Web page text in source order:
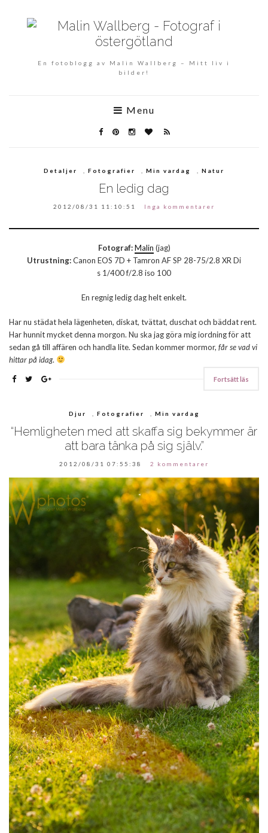
En fotoblogg av Malin Wallberg – Mitt liv i
bilder!
Menu
Detaljer Fotografier Min vardag Natur
En ledig dag
2012/08/31 11:10:51 Inga kommentarer
Fotograf:Malin (jag)
Utrustning:Canon EOS 7D + Tamron AF SP 28-75/2.8 XR Di
s 1/400 f/2.8 iso 100
En regnig ledig dag helt enkelt.
Har nu städat hela lägenheten, diskat, tvättat, duschat och bäddat rent.
Har hunnit mycket denna morgon. Nu ska jag göra mig iordning för att
sedan gå till affären och handla lite. Sedan kommer mormor, får se vad vi
hittar på idag.
Fortsätt läs
Djur Fotografier Min vardag
“Hemligheten med att skaffa sig bekymmer är
att bara tänka på sig själv.”
2012/08/31 07:55:38 2 kommentarer